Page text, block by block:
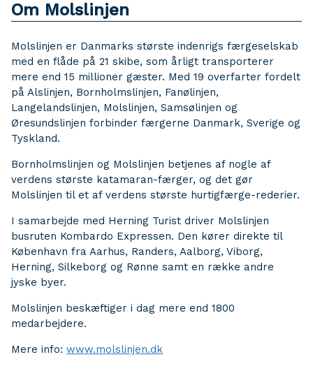
Om Molslinjen
Molslinjen er Danmarks største indenrigs færgeselskab
med en flåde på 21 skibe, som årligt transporterer
mere end 15 millioner gæster. Med 19 overfarter fordelt
på Alslinjen, Bornholmslinjen, Fanølinjen,
Langelandslinjen, Molslinjen, Samsølinjen og
Øresundslinjen forbinder færgerne Danmark, Sverige og
Tyskland.
Bornholmslinjen og Molslinjen betjenes af nogle af
verdens største katamaran-færger, og det gør
Molslinjen til et af verdens største hurtigfærge-rederier.
I samarbejde med Herning Turist driver Molslinjen
busruten Kombardo Expressen. Den kører direkte til
København fra Aarhus, Randers, Aalborg, Viborg,
Herning, Silkeborg og Rønne samt en række andre
jyske byer.
Molslinjen beskæftiger i dag mere end 1800
medarbejdere.
Mere info: www.molslinjen.dk